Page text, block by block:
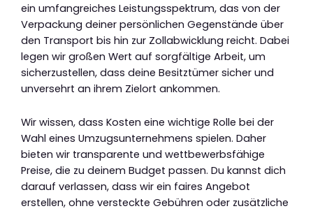
ein umfangreiches Leistungsspektrum, das von der
Verpackung deiner persönlichen Gegenstände über
den Transport bis hin zur Zollabwicklung reicht. Dabei
legen wir großen Wert auf sorgfältige Arbeit, um
sicherzustellen, dass deine Besitztümer sicher und
unversehrt an ihrem Zielort ankommen.
Wir wissen, dass Kosten eine wichtige Rolle bei der
Wahl eines Umzugsunternehmens spielen. Daher
bieten wir transparente und wettbewerbsfähige
Preise, die zu deinem Budget passen. Du kannst dich
darauf verlassen, dass wir ein faires Angebot
erstellen, ohne versteckte Gebühren oder zusätzliche